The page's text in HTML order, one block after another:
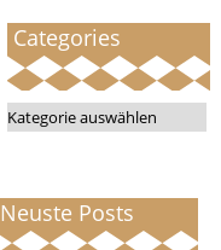
Categories
Categories
Neuste Posts